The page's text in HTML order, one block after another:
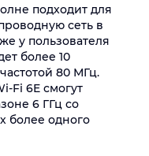
подходит для
сеть в
у пользователя
более 10
80 МГц.
Fi 6E смогут
6 ГГц со
более одного